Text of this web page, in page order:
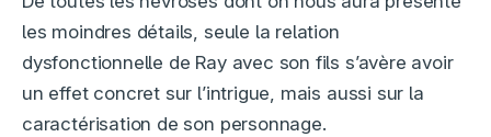
les moindres détails, seule la relation
dysfonctionnelle de Ray avec son fils s’avère avoir
un effet concret sur l’intrigue, mais aussi sur la
caractérisation de son personnage.